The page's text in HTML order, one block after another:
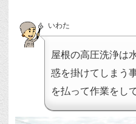
いわた
屋根の高圧洗浄は
惑を掛けてしまう
を払って作業をし